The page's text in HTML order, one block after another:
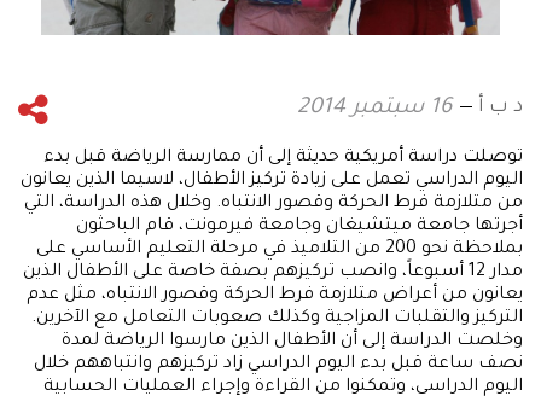
د ب أ 16 سبتمبر 2014
توصلت دراسة أمريكية حديثة إلى أن ممارسة الرياضة قبل بدء
اليوم الدراسي تعمل على زيادة تركيز الأطفال، لاسيما الذين يعانون
من متلازمة فرط الحركة وقصور الانتباه. وخلال هذه الدراسة، التي
أجرتها جامعة ميتشيغان وجامعة فيرمونت، قام الباحثون
بملاحظة نحو 200 من التلاميذ في مرحلة التعليم الأساسي على
مدار 12 أسبوعاً، وانصب تركيزهم بصفة خاصة على الأطفال الذين
يعانون من أعراض متلازمة فرط الحركة وقصور الانتباه، مثل عدم
التركيز والتقلبات المزاجية وكذلك صعوبات التعامل مع الآخرين.
وخلصت الدراسة إلى أن الأطفال الذين مارسوا الرياضة لمدة
نصف ساعة قبل بدء اليوم الدراسي زاد تركيزهم وانتباههم خلال
اليوم الدراسي، وتمكنوا من القراءة وإجراء العمليات الحسابية